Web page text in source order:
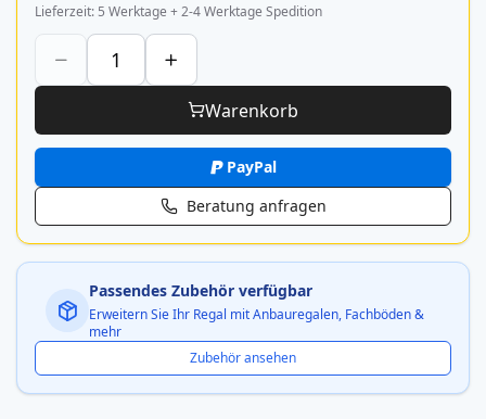
Lieferzeit 5 Werktage + 2-4 Werktage Spedition
Warenkorb
PayPal
Beratung anfragen
Passendes Zubehör verfügbar
Erweitern Sie Ihr Regal mit Anbauregalen, Fachböden &
mehr
Zubehör ansehen